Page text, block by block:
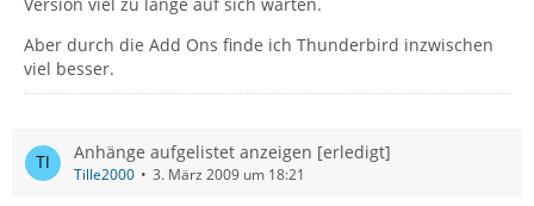
Aber durch die Add Ons finde ich Thunderbird inzwischen
viel besser.
Anhänge aufgelistet anzeigen [erledigt]
Tille2000 3. März 2009 um 18:21